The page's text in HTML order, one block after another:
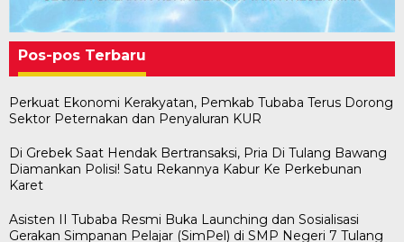
Pos-pos Terbaru
Perkuat Ekonomi Kerakyatan, Pemkab Tubaba Terus Dorong
Sektor Peternakan dan Penyaluran KUR
Di Grebek Saat Hendak Bertransaksi, Pria Di Tulang Bawang
Diamankan Polisi! Satu Rekannya Kabur Ke Perkebunan
Karet
Asisten II Tubaba Resmi Buka Launching dan Sosialisasi
Gerakan Simpanan Pelajar (SimPel) di SMP Negeri 7 Tulang